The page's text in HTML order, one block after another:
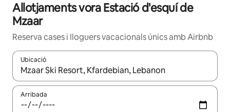
Allotjaments vora Estació d'esquí de
Mzaar
Reserva cases i lloguers vacacionals únics amb Airbnb
Ubicació
Quan els resultats estiguin disponibles, podràs navegar-hi a
Arribada